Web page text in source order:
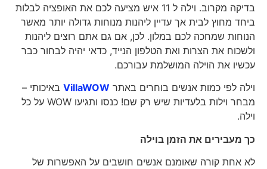
בדיקה מקרוב. וילה ל 11 איש מציעה לכם את האופציה לבלות
ביחד מחוץ לבית אך עדיין ליהנות מנוחות גדולה יותר מאשר
הנוחות שמחכה לכם במלון. לכן, אם גם אתם רוצים ליהנות
ולשכוח את הצרות ואת הטלפון הנייד, כדאי יהיה לבחור כבר
עכשיו את הוילה המושלמת עבורכם.
וילה לפי כמות אנשים בוחרים באתרVillaWOWבאיכותי –
מבחר וילות בלעדיות שיש רק שם! כנסו ותגיעו WOW על כל
וילה.
כך מעבירים את הזמן בוילה
לא אחת קורה שאומנם אנשים חושבים על האפשרות של